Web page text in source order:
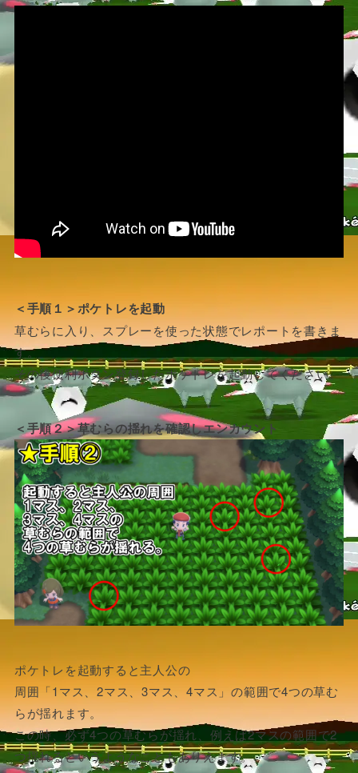
＜手順１＞ポケトレを起動
草むらに入り、スプレーを使った状態でレポートを書きま
す。
その後便利ボタン登録したポケトレを起動してください。
＜手順２＞草むらの揺れを確認しエンカウント
ポケトレを起動すると主人公の
周囲「1マス、2マス、3マス、4マス」の範囲で4つの草む
らが揺れます。
この時、必ず4つの草むらが揺れ、例えば2マスの範囲で2
つ揺れるというようなこともありえます。